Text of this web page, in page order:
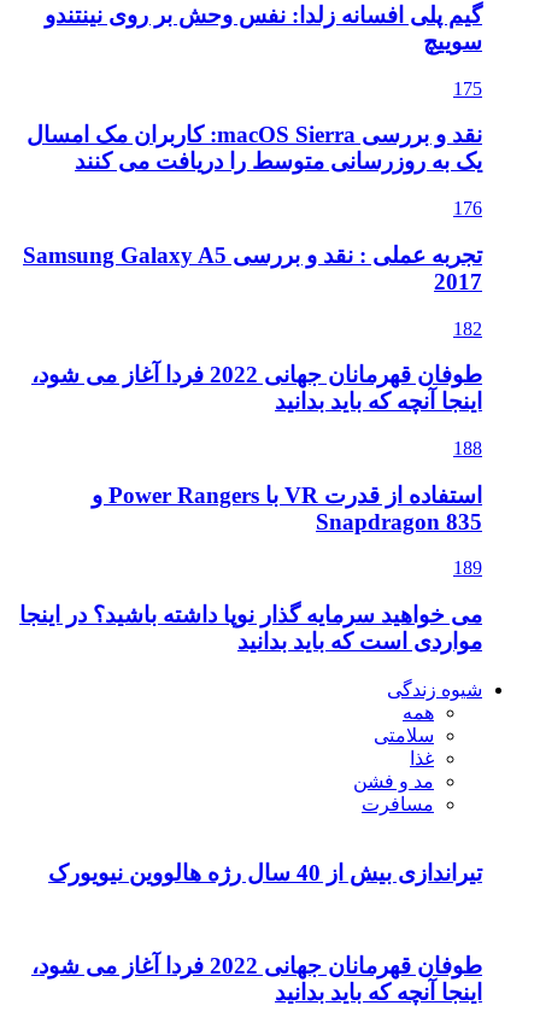
گیم پلی افسانه زلدا: نفس وحش بر روی نینتندو
سوییچ
175
نقد و بررسی macOS Sierra: کاربران مک امسال
یک به روزرسانی متوسط را دریافت می کنند
176
تجربه عملی : نقد و بررسی Samsung Galaxy A5
2017
182
طوفان قهرمانان جهانی 2022 فردا آغاز می شود،
اینجا آنچه که باید بدانید
188
استفاده از قدرت VR با Power Rangers و
Snapdragon 835
189
می خواهید سرمایه گذار نوپا داشته باشید؟ در اینجا
مواردی است که باید بدانید
شیوه زندگی
همه
سلامتی
غذا
مد و فشن
مسافرت
تیراندازی بیش از 40 سال رژه هالووین نیویورک
طوفان قهرمانان جهانی 2022 فردا آغاز می شود،
اینجا آنچه که باید بدانید